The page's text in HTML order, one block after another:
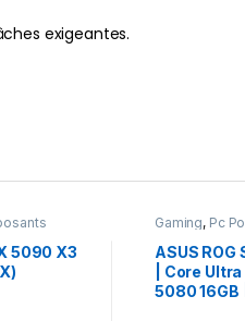
exigeantes.
5090 X3
Gaming, Pc
ASUS ROG
| Core
5080 16GB